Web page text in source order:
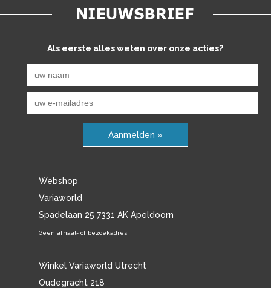
Als eerste alles weten over onze acties?
Aanmelden »
Webshop
Variaworld
Spadelaan 25 7331 AK Apeldoorn
Geen afhaal- of bezoekadres
Winkel Variaworld Utrecht
Oudegracht 218